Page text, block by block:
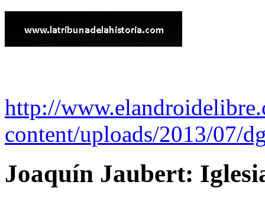
http://
content/uploads/2013/07/
Joaquín Jaubert: